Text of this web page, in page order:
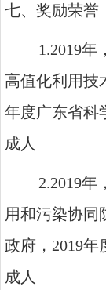
七、奖励荣誉
1.2019年
高值化利用技
年度广东省科
成人
2.2019年
用和污染协同
政府， 2019年
成人